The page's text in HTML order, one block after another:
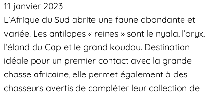
11 janvier 2023
L’Afrique du Sud abrite une faune abondante et
variée. Les antilopes « reines » sont le nyala, l’oryx,
l’éland du Cap et le grand koudou. Destination
idéale pour un premier contact avec la grande
chasse africaine, elle permet également à des
chasseurs avertis de compléter leur collection de